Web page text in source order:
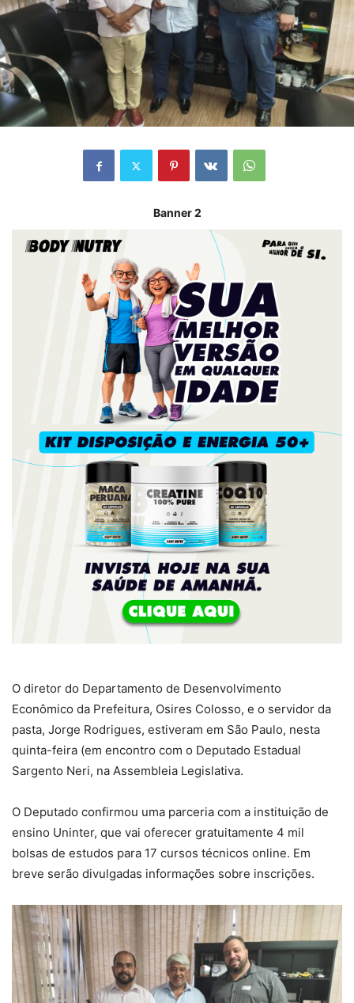
Banner 2
O diretor do Departamento de Desenvolvimento
Econômico da Prefeitura, Osires Colosso, e o servidor da
pasta, Jorge Rodrigues, estiveram em São Paulo, nesta
quinta-feira (em encontro com o Deputado Estadual
Sargento Neri, na Assembleia Legislativa.
O Deputado confirmou uma parceria com a instituição de
ensino Uninter, que vai oferecer gratuitamente 4 mil
bolsas de estudos para 17 cursos técnicos online. Em
breve serão divulgadas informações sobre inscrições.